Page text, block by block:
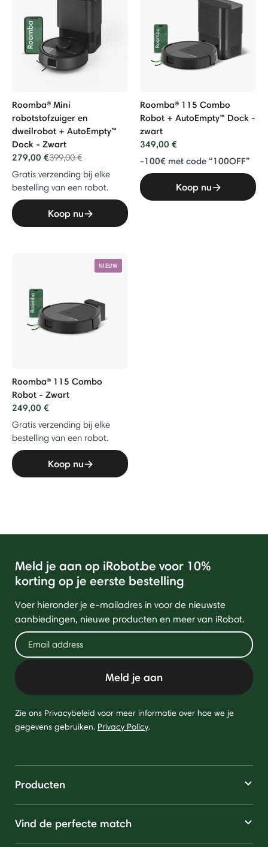
Roomba® Mini
robotstofzuiger en
dweilrobot + AutoEmpty™
Dock - Zwart
279,00 €Price reduced from
399,00 €to
Gratis verzending bij elke
bestelling van een robot.
Koop nu
Roomba® 115 Combo
Robot + AutoEmpty™ Dock -
zwart
349,00 €
-100€ met code “100OFF”
Koop nu
NIEUW
Roomba® 115 Combo
Robot - Zwart
249,00 €
Gratis verzending bij elke
bestelling van een robot.
Koop nu
Meld je aan op iRobot.be voor 10%
korting op je eerste bestelling
Voer hieronder je e-mailadres in voor de nieuwste
aanbiedingen, nieuwe producten en meer van iRobot.
Meld je aan
Zie ons Privacybeleid voor meer informatie over hoe we je
gegevens gebruiken. Privacy Policy.
Producten
Vind de perfecte match